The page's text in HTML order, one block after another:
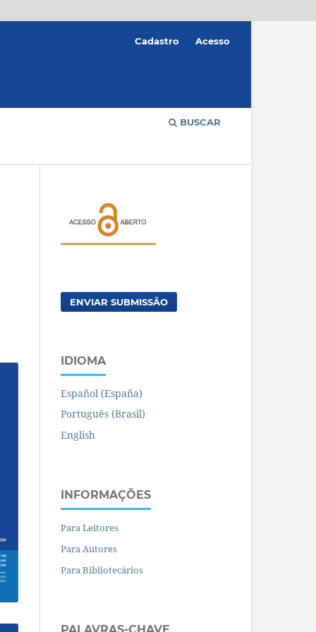
BUSCAR
Cadastro Acesso
ENVIAR SUBMISSÃO
IDIOMA
Español (España)
Português (Brasil)
English
INFORMAÇÕES
Para Leitores
Para Autores
Para Bibliotecários